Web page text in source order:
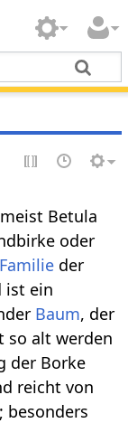
Betula
oder
Familie der
ist ein
Baum, der
so alt werden
der Borke
reicht von
besonders